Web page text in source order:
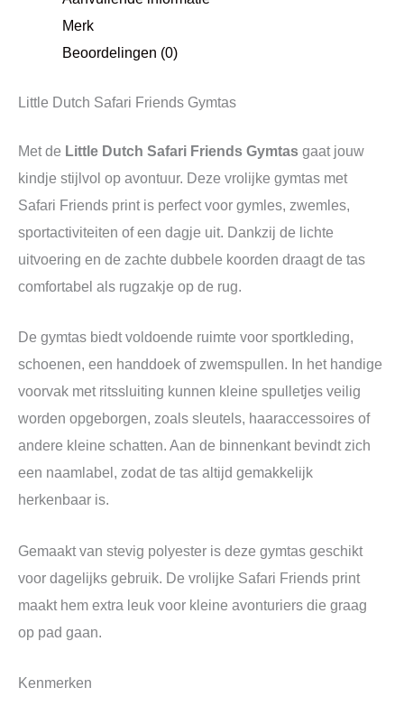
Merk
Beoordelingen (0)
Little Dutch Safari Friends Gymtas
Met de Little Dutch Safari Friends Gymtas gaat jouw
kindje stijlvol op avontuur. Deze vrolijke gymtas met
Safari Friends print is perfect voor gymles, zwemles,
sportactiviteiten of een dagje uit. Dankzij de lichte
uitvoering en de zachte dubbele koorden draagt de tas
comfortabel als rugzakje op de rug.
De gymtas biedt voldoende ruimte voor sportkleding,
schoenen, een handdoek of zwemspullen. In het handige
voorvak met ritssluiting kunnen kleine spulletjes veilig
worden opgeborgen, zoals sleutels, haaraccessoires of
andere kleine schatten. Aan de binnenkant bevindt zich
een naamlabel, zodat de tas altijd gemakkelijk
herkenbaar is.
Gemaakt van stevig polyester is deze gymtas geschikt
voor dagelijks gebruik. De vrolijke Safari Friends print
maakt hem extra leuk voor kleine avonturiers die graag
op pad gaan.
Kenmerken